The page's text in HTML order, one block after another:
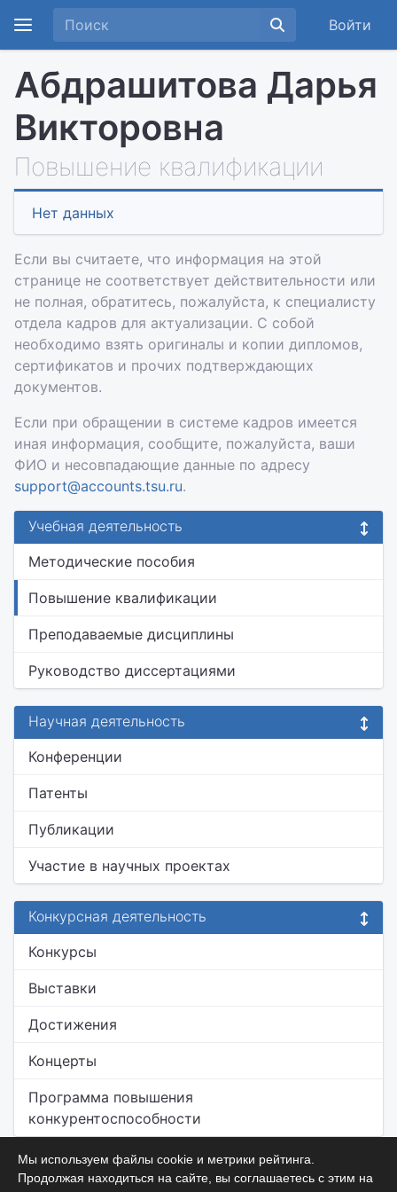
Войти
Абдрашитова Дарья
Викторовна
Повышение квалификации
Нет данных
Если вы считаете, что информация на этой
странице не соответствует действительности или
не полная, обратитесь, пожалуйста, к специалисту
отдела кадров для актуализации. С собой
необходимо взять оригиналы и копии дипломов,
сертификатов и прочих подтверждающих
документов.
Если при обращении в системе кадров имеется
иная информация, сообщите, пожалуйста, ваши
ФИО и несовпадающие данные по адресу
support@accounts.tsu.ru.
Учебная деятельность
Методические пособия
Повышение квалификации
Преподаваемые дисциплины
Руководство диссертациями
Научная деятельность
Конференции
Патенты
Публикации
Участие в научных проектах
Конкурсная деятельность
Конкурсы
Выставки
Достижения
Концерты
Программа повышения
конкурентоспособности
Мы используем файлы cookie и метрики рейтинга.
Продолжая находиться на сайте, вы соглашаетесь с этим на